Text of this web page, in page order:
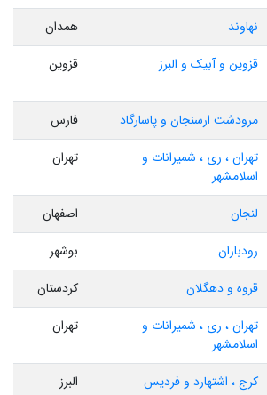
نهاوند
همدان
قزوین و آبیک و البرز قزوین
مرودشت ارسنجان و پاسارگاد
فارس
تهران ، ری ، شمیرانات و
اسلامشهر
تهران
لنجان
اصفهان
رودباران
بوشهر
قروه و دهگلان
کردستان
تهران ، ری ، شمیرانات و
اسلامشهر
تهران
کرج ، اشتهارد و فردیس البرز